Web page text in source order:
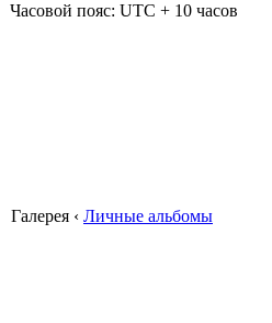
Часовой пояс: UTC + 10 часов
Галерея ‹ Личные альбомы